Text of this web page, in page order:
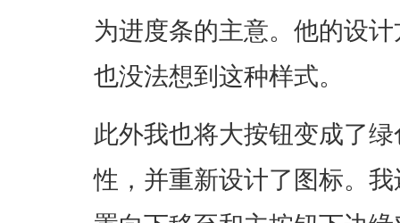
为进度条的主意。他的设
也没法想到这种样式。
此外我也将大按钮变成了
性，并重新设计了图标。